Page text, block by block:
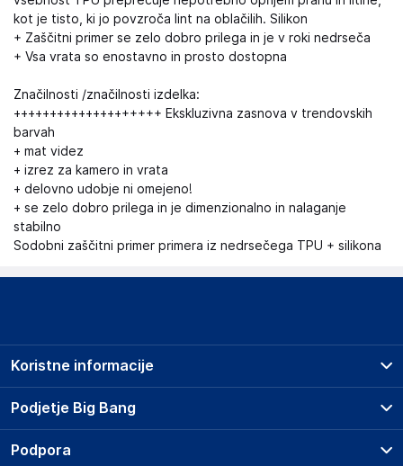
kot je tisto, ki jo povzroča lint na oblačilih. Silikon
+ Zaščitni primer se zelo dobro prilega in je v roki nedrseča
+ Vsa vrata so enostavno in prosto dostopna
Značilnosti /značilnosti izdelka:
++++++++++++++++++++ Ekskluzivna zasnova v trendovskih
barvah
+ mat videz
+ izrez za kamero in vrata
+ delovno udobje ni omejeno!
+ se zelo dobro prilega in je dimenzionalno in nalaganje
stabilno
Sodobni zaščitni primer primera iz nedrsečega TPU + silikona
Podjetje Big Bang
O podjetju
Koristne informacije
Prodajna mesta
Storitve
Podpora